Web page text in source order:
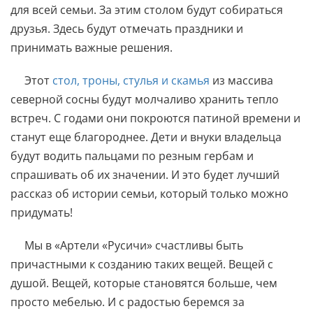
для всей семьи. За этим столом будут собираться
друзья. Здесь будут отмечать праздники и
принимать важные решения.
Этот стол, троны, стулья и скамья из массива
северной сосны будут молчаливо хранить тепло
встреч. С годами они покроются патиной времени и
станут еще благороднее. Дети и внуки владельца
будут водить пальцами по резным гербам и
спрашивать об их значении. И это будет лучший
рассказ об истории семьи, который только можно
придумать!
Мы в «Артели «Русичи» счастливы быть
причастными к созданию таких вещей. Вещей с
душой. Вещей, которые становятся больше, чем
просто мебелью. И с радостью беремся за